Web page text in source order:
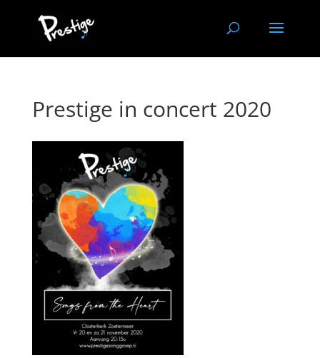
Prestige in concert 2020